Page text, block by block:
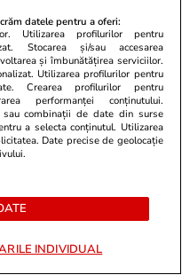
a
Facultatea
studenţi pe
de candidaţi
datele pentru a oferi:
Utilizarea profilurilor pentru
Stocarea și/sau accesarea
și îmbunătățirea serviciilor.
Utilizarea profilurilor pentru
Crearea profilurilor pentru
performanței conținutului.
combinații de date din surse
a selecta conținutul. Utilizarea
Date precise de geolocație
INDIVIDUAL